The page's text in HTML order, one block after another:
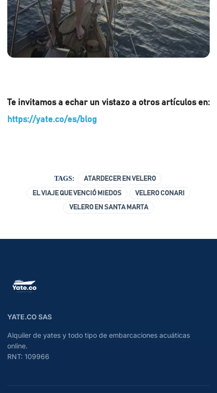
Te invitamos a echar un vistazo a otros artículos en:
https://yate.co/es/blog
TAGS: ATARDECER EN VELERO
EL VIAJE QUE VENCIÓ MIEDOS VELERO CONARI
VELERO EN SANTA MARTA
YATE.CO SAS
Alquiler de yates y todo tipo de embarcaciones acuáticas
online.
RNT: 109966